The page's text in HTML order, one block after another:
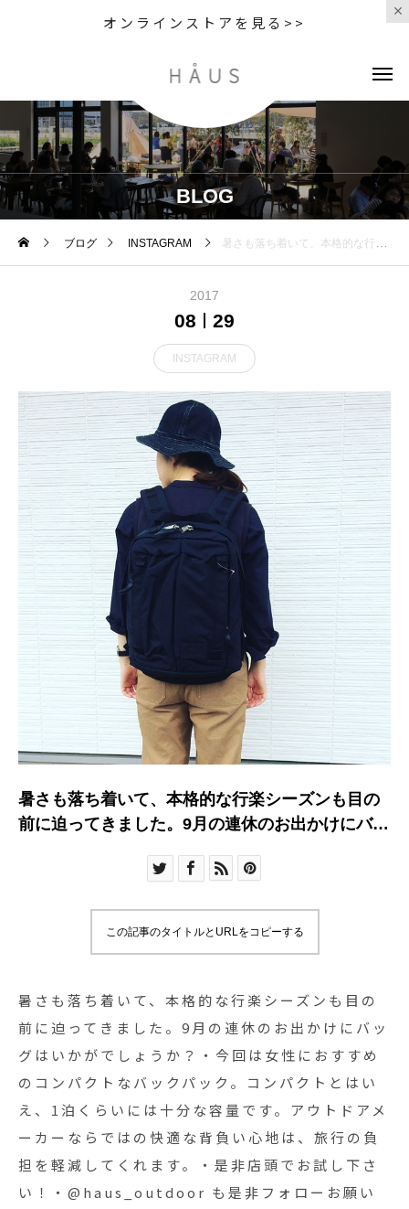
オンラインストアを見る>>
BLOG
ブログ INSTAGRAM 暑さも落ち着いて、本格的な行楽シーズンも目の前に迫ってきました。9月の連休のお出かけにバッグはいかがでしょうか？・今回は女性におすすめのコンパクトなバックパック。コンパクトとはいえ、1泊くらいには十分な容量です。アウトドアメーカーならではの快適な背負い心地は、旅行の負担を軽減してくれます。・是非店頭でお試し下さい！・@haus_outdoor も是非フォローお願いします！・《haus営業時間》ショップ 11:00-20:00ビストロカフェ モーニング 9:00-11:00(オーダーストップ10:30)ランチ〜ディナー 11:30-21:00(オーダーストップ20:15)#hausmatsue#mysteryranch#thenorthface#ミステリーランチ#ノースフェイス#haus_outdoor
2017
08 29
INSTAGRAM
暑さも落ち着いて、本格的な行楽シーズンも目の
前に迫ってきました。9月の連休のお出かけにバッ
のコンパクトなバックパック。コンパクトとはい
ーカーならではの快適な背負い心地は、旅行の負
ます！・《haus営業時間》ショップ 11:00-20:00
ビストロカフェ モーニング 9:00-11:00(オーダー
ストップ10:30)ランチ〜ディナー 11:30-21:00(オ
ミステリーランチ#ノースフェイス
#haus_outdoor
この記事のタイトルとURLをコピーする
暑さも落ち着いて、本格的な行楽シーズンも目の
前に迫ってきました。9月の連休のお出かけにバッ
グはいかがでしょうか？・今回は女性におすすめ
のコンパクトなバックパック。コンパクトとはい
え、1泊くらいには十分な容量です。アウトドアメ
ーカーならではの快適な背負い心地は、旅行の負
担を軽減してくれます。・是非店頭でお試し下さ
い！・@haus_outdoor も是非フォローお願い